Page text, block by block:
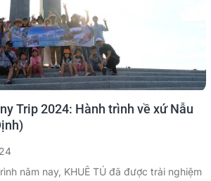
Trip 2024: Hành trình về xứ Nẫu
năm nay, KHUÊ TÚ đã được trải nghiệm